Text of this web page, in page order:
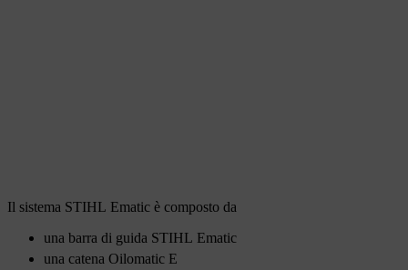
Il sistema STIHL Ematic è composto da
una barra di guida STIHL Ematic
una catena Oilomatic E